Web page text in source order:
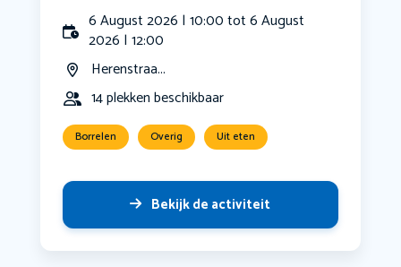
6 August 2026 | 10:00 tot 6 August
2026 | 12:00
Herenstraa...
14 plekken beschikbaar
Borrelen Overig Uit eten
Bekijk de activiteit